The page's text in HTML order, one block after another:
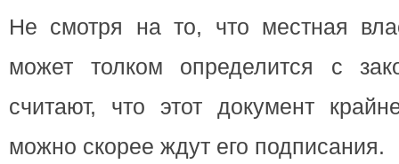
Не смотря на то, что местная
может толком определится с
считают, что этот документ
можно скорее ждут его подписания.